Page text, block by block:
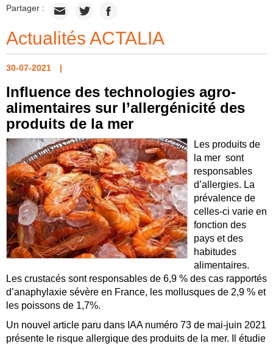
Partager :
Actualités ACTALIA
30-07-2021
Influence des technologies agro-
alimentaires sur l’allergénicité des
produits de la mer
Les produits de
la mer sont
responsables
d’allergies. La
prévalence de
celles-ci varie en
fonction des
pays et des
habitudes
alimentaires.
Les crustacés sont responsables de 6,9 % des cas rapportés
d’anaphylaxie sévère en France, les mollusques de 2,9 % et
les poissons de 1,7%.
Un nouvel article paru dans IAA numéro 73 de mai-juin 2021
présente le risque allergique des produits de la mer. Il étudie